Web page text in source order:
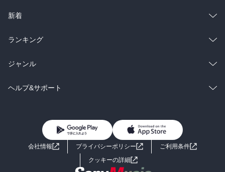
ラノベ
雑誌・グラビア
BL・TL
総合
ラノベ
雑誌・グラビア
BL・TL
新着
総合
ラノベ
雑誌・グラビア
ランキング
総合
ラノベ
ジャンル
コミック
ライトノベル 男子向けラノベ
小説
ヘルプ&サポート
よくあるご質問 お問い合わせ
会社情報 プライバシーポリシー
ご利用条件
クッキーの詳細